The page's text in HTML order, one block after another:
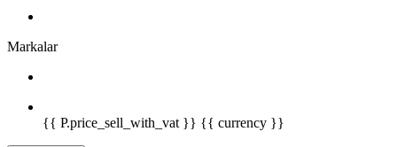
Markalar
{{ P.price_sell_with_vat }} {{ currency }}